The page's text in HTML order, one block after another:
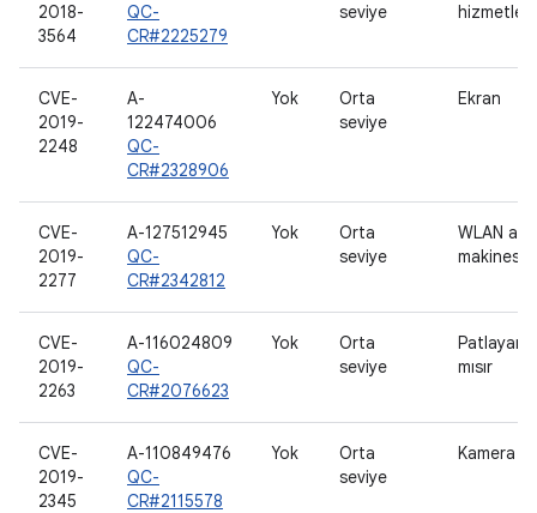
2018-
3564
QC-
CR#2225279
seviye
hizmetleri
CVE-
2019-
2248
A-
122474006
QC-
CR#2328906
Yok
Orta
seviye
Ekran
CVE-
2019-
2277
A-127512945
QC-
CR#2342812
Yok
Orta
seviye
WLAN ana
makinesi
CVE-
2019-
2263
A-116024809
QC-
CR#2076623
Yok
Orta
seviye
Patlayan
mısır
CVE-
2019-
2345
A-110849476
QC-
CR#2115578
Yok
Orta
seviye
Kamera